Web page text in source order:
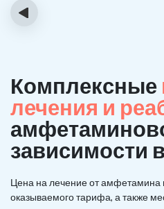
‹
Комплексные
лечения и
зависимости
Цена на лечение от амфетамина
оказываемого тарифа, а также